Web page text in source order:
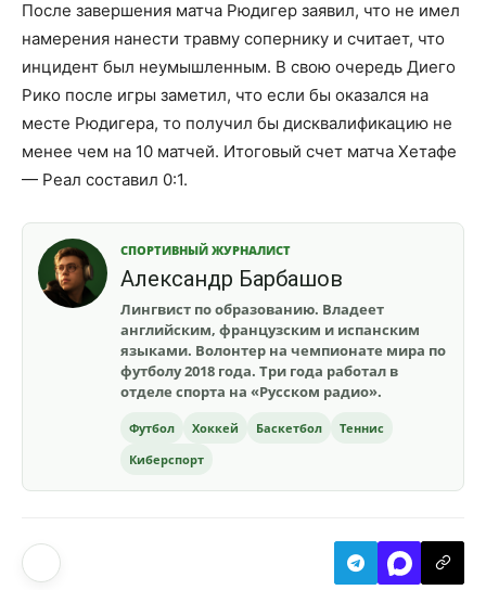
После завершения матча Рюдигер заявил, что не имел
намерения нанести травму сопернику и считает, что
инцидент был неумышленным. В свою очередь Диего
Рико после игры заметил, что если бы оказался на
месте Рюдигера, то получил бы дисквалификацию не
менее чем на 10 матчей. Итоговый счет матча Хетафе
— Реал составил 0:1.
СПОРТИВНЫЙ ЖУРНАЛИСТ
Александр Барбашов
Лингвист по образованию. Владеет
английским, французским и испанским
языками. Волонтер на чемпионате мира по
футболу 2018 года. Три года работал в
отделе спорта на «Русском радио».
Футбол Хоккей Баскетбол
Теннис
Киберспорт